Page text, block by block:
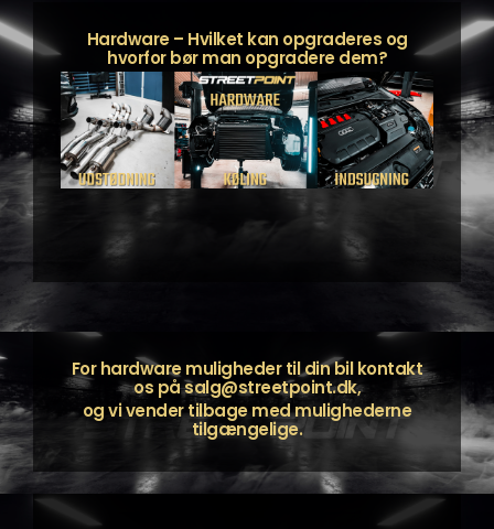
Hardware – Hvilket kan opgraderes og
hvorfor bør man opgradere dem?
For hardware muligheder til din bil kontakt
os påsalg@streetpoint.dk,
og vi vender tilbage med mulighederne
tilgængelige.